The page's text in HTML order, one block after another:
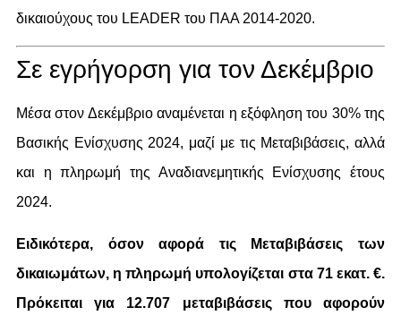
δικαιούχους του LEADER του ΠΑΑ 2014-2020.
Σε εγρήγορση για τον Δεκέμβριο
Μέσα στον Δεκέμβριο αναμένεται η εξόφληση του 30% της
Βασικής Ενίσχυσης 2024, μαζί με τις Μεταβιβάσεις, αλλά
και η πληρωμή της Αναδιανεμητικής Ενίσχυσης έτους
2024.
Ειδικότερα, όσον αφορά τις Μεταβιβάσεις των
δικαιωμάτων, η πληρωμή υπολογίζεται στα 71 εκατ. €.
Πρόκειται για 12.707 μεταβιβάσεις που αφορούν